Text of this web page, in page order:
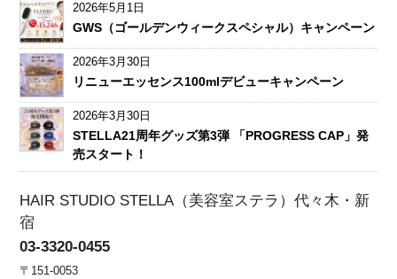
2026年5月1日
GWS（ゴールデンウィークスペシャル）キャンペーン
2026年3月30日
リニューエッセンス100mlデビューキャンペーン
2026年3月30日
STELLA21周年グッズ第3弾 「PROGRESS CAP」発
売スタート！
HAIR STUDIO STELLA（美容室ステラ）代々木・新
宿
03-3320-0455
〒151-0053